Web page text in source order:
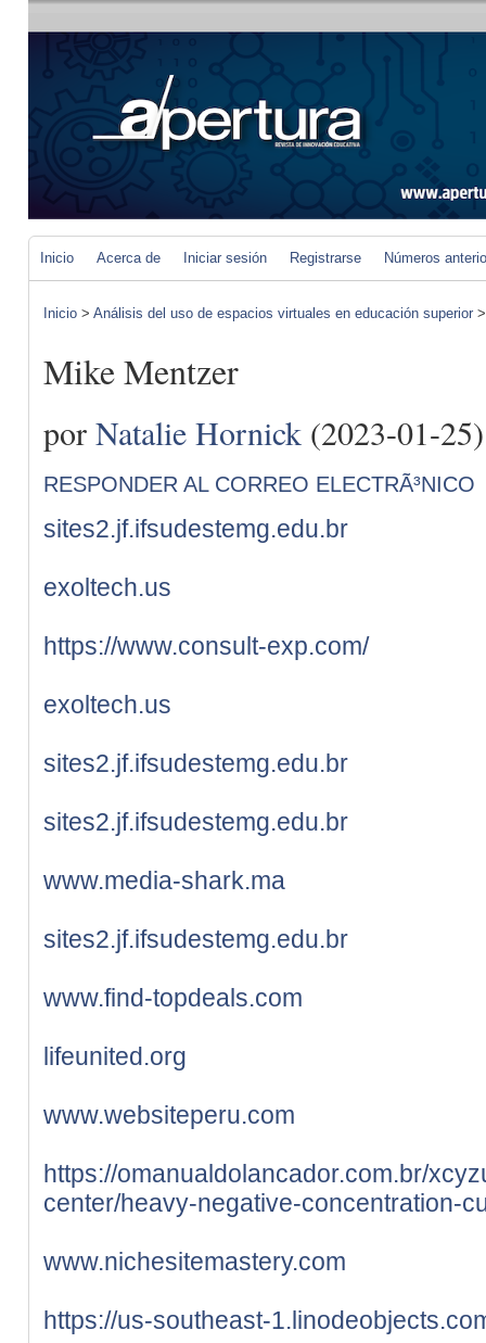
Inicio Acerca de Iniciar sesión Registrarse Números
Inicio > Análisis del uso de espacios virtuales en educación superior
Mike Mentzer
por Natalie Hornick (2023-01-25)
RESPONDER AL CORREO ELECTRÃ³NICO
sites2.jf.ifsudestemg.edu.br
exoltech.us
https://www.consult-exp.com/
exoltech.us
sites2.jf.ifsudestemg.edu.br
sites2.jf.ifsudestemg.edu.br
www.media-shark.ma
sites2.jf.ifsudestemg.edu.br
www.find-topdeals.com
lifeunited.org
www.websiteperu.com
https://omanualdolancador.com.br/
center/heavy-negative-concentration-
www.nichesitemastery.com
https://us-southeast-